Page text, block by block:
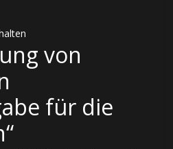
von
für die